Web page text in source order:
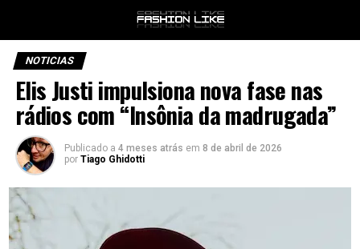
NOTICIAS
Elis Justi impulsiona nova fase nas
rádios com “Insônia da madrugada”
Publicado a 4 meses atrás em 8 de abril de 2026
por Tiago Ghidotti